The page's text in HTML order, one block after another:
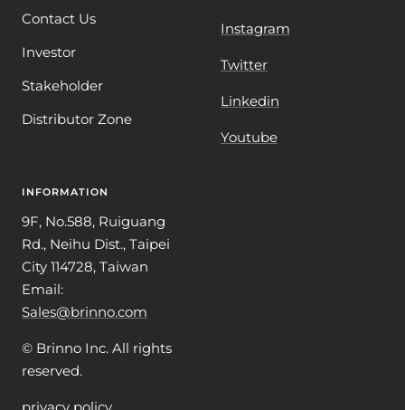
Contact Us
Investor
Stakeholder
Distributor Zone
Instagram
Twitter
Linkedin
Youtube
INFORMATION
9F, No.588, Ruiguang
Rd., Neihu Dist., Taipei
City 114728, Taiwan
Email:
Sales@brinno.com
© Brinno Inc. All rights
reserved.